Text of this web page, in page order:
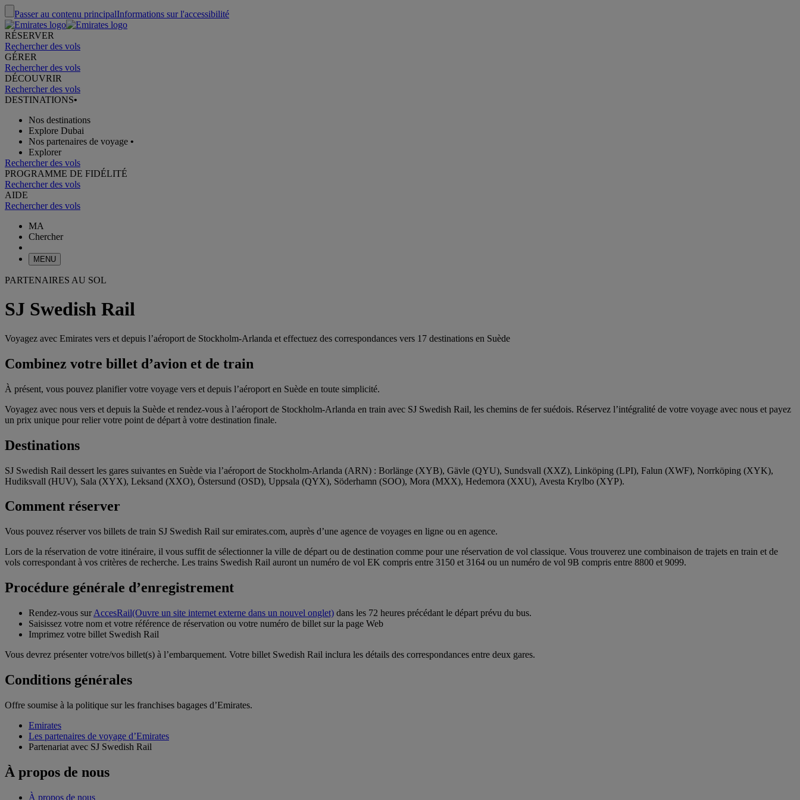
Passer au contenu principalInformations sur l'accessibilité
RÉSERVER
Rechercher des vols
GÉRER
Rechercher des vols
DÉCOUVRIR
Rechercher des vols
DESTINATIONS•
Nos destinations
Explore Dubai
Nos partenaires de voyage •
Explorer
Rechercher des vols
PROGRAMME DE FIDÉLITÉ
Rechercher des vols
AIDE
Rechercher des vols
MA
Chercher
MENU
PARTENAIRES AU SOL
SJ Swedish Rail
Voyagez avec Emirates vers et depuis l’aéroport de Stockholm-Arlanda et effectuez des correspondances vers 17 destinations en Suède
Combinez votre billet d’avion et de train
À présent, vous pouvez planifier votre voyage vers et depuis l’aéroport en Suède en toute simplicité.
Voyagez avec nous vers et depuis la Suède et rendez-vous à l’aéroport de Stockholm-Arlanda en train avec SJ Swedish Rail, les chemins de fer suédois. Réservez l’intégralité de votre voyage avec nous et payez
un prix unique pour relier votre point de départ à votre destination finale.
Destinations
SJ Swedish Rail dessert les gares suivantes en Suède via l’aéroport de Stockholm-Arlanda (ARN) : Borlänge (XYB), Gävle (QYU), Sundsvall (XXZ), Linköping (LPI), Falun (XWF), Norrköping (XYK),
Hudiksvall (HUV), Sala (XYX), Leksand (XXO), Östersund (OSD), Uppsala (QYX), Söderhamn (SOO), Mora (MXX), Hedemora (XXU), Avesta Krylbo (XYP).
Comment réserver
Vous pouvez réserver vos billets de train SJ Swedish Rail sur emirates.com, auprès d’une agence de voyages en ligne ou en agence.
Lors de la réservation de votre itinéraire, il vous suffit de sélectionner la ville de départ ou de destination comme pour une réservation de vol classique. Vous trouverez une combinaison de trajets en train et de
vols correspondant à vos critères de recherche. Les trains Swedish Rail auront un numéro de vol EK compris entre 3150 et 3164 ou un numéro de vol 9B compris entre 8800 et 9099.
Procédure générale d’enregistrement
Rendez-vous surAccesRail(Ouvre un site internet externe dans un nouvel onglet) dans les 72 heures précédant le départ prévu du bus.
Saisissez votre nom et votre référence de réservation ou votre numéro de billet sur la page Web
Imprimez votre billet Swedish Rail
Vous devrez présenter votre/vos billet(s) à l’embarquement. Votre billet Swedish Rail inclura les détails des correspondances entre deux gares.
Conditions générales
Offre soumise à la politique sur les franchises bagages d’Emirates.
Emirates
Les partenaires de voyage d’Emirates
Partenariat avec SJ Swedish Rail
À propos de nous
À propos de nous